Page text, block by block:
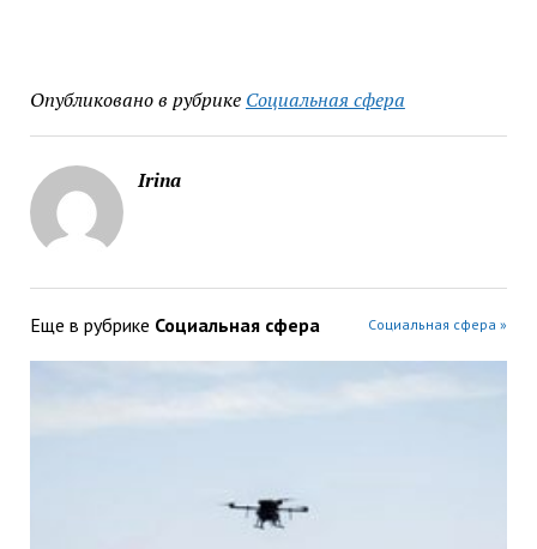
Опубликовано в рубрике Социальная сфера
Irina
Еще в рубрике Социальная сфера Социальная сфера »